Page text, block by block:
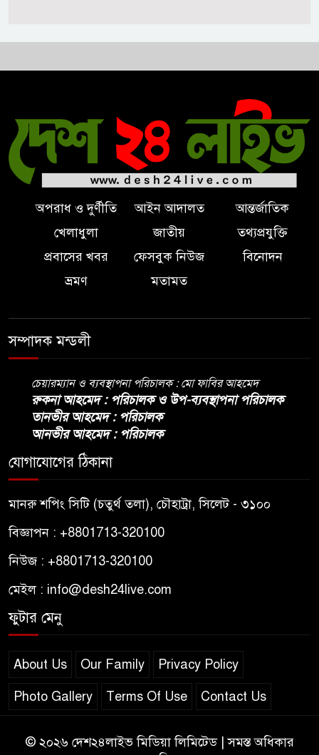
ট্রাম্পকে ‘রাজার খোঁচা’ দিলেন
অপরাধ ও দুর্ণীতি আইন আদালত
আন্তর্জাতিক
খেলাধুলা
জাতীয়
তথ্যপ্রযুক্তি
প্রবাসের খবর
ফেসবুক নিউজ
বিনোদন
ভ্রমণ
মতামত
সম্পাদক মন্ডলী
চেয়ারম্যান ও ব্যবস্থাপনা পরিচালক : মো ফাবির আহমেদ
রুকনা আহমেদ : পরিচালক ও উপ-ব্যবস্থাপনা পরিচালক
তানভীর আহমেদ : পরিচালক
আনভীর আহমেদ : পরিচালক
যোগাযোগের ঠিকানা
মানরু শপিং সিটি (চতুর্থ তলা), চৌহাট্রা, সিলেট - ৩১০০
বিজ্ঞাপন : +8801713-320100
নিউজ : +8801713-320100
মেইল : info@desh24live.com
ফুটার মেনু
About Us Our Family Privacy Policy
Photo Gallery Terms Of Use Contact Us
© ২০২৬ দেশ২৪লাইভ মিডিয়া লিমিটেড | সমস্ত অধিকার